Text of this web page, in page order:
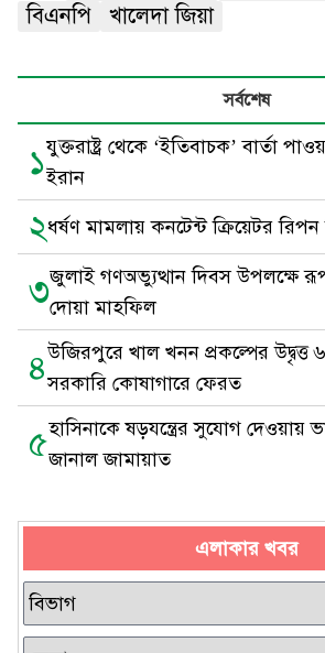
বিএনপি
খালেদা জিয়া
সর্বশেষ
১যুক্তরাষ্ট্র থেকে ‘ইতিবাচক’ বার্তা
ইরান
২ধর্ষণ মামলায় কনটেন্ট ক্রিয়েটর রিপন
৩জুলাই গণঅভ্যুত্থান দিবস উপলক্ষে
দোয়া মাহফিল
৪উজিরপুরে খাল খনন প্রকল্পের উদ্বৃত্ত
সরকারি কোষাগারে ফেরত
৫হাসিনাকে ষড়যন্ত্রের সুযোগ দেওয়ায়
জানাল জামায়াত
এলাকার খবর